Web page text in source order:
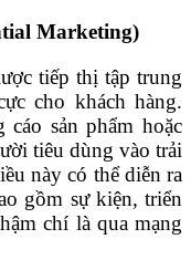
Marketing)
tiếp thị tập trung
cho khách hàng.
sản phẩm hoặc
tiêu dùng vào trải
này có thể diễn ra
gồm sự kiện, triển
chí là qua mạng